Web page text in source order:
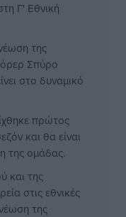
Γ' Εθνική
της
Σπύρο
στο δυναμικό
πρώτος
και θα είναι
της ομάδας.
και της
στις εθνικές
της